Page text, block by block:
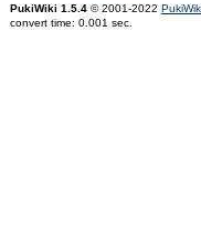
PukiWiki 1.5.4© 2001-2022
convert time: 0.001 sec.